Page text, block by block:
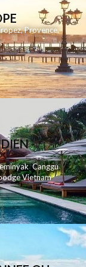
,Provence,
,
Canggu
Vietnam